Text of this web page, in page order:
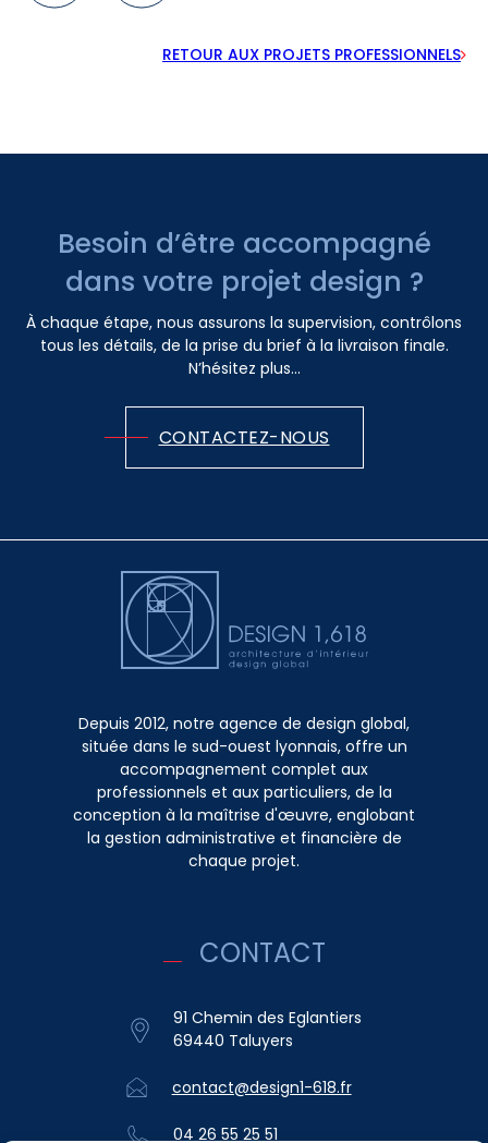
RETOUR AUX PROJETS PROFESSIONNELS
Besoin d’être accompagné
dans votre projet design ?
À chaque étape, nous assurons la supervision, contrôlons
tous les détails, de la prise du brief à la livraison finale.
N’hésitez plus...
CONTACTEZ-NOUS
Depuis 2012, notre agence de design global,
située dans le sud-ouest lyonnais, offre un
accompagnement complet aux
professionnels et aux particuliers, de la
conception à la maîtrise d'œuvre, englobant
la gestion administrative et financière de
chaque projet.
CONTACT
91 Chemin des Eglantiers
69440 Taluyers
contact@design1-618.fr
04 26 55 25 51